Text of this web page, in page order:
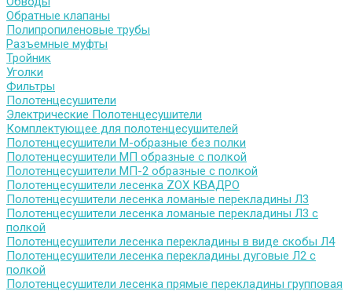
Обратные клапаны
Полипропиленовые трубы
Разъемные муфты
Тройник
Уголки
Фильтры
Полотенцесушители
Электрические Полотенцесушители
Комплектующее для полотенцесушителей
Полотенцесушители М-образные без полки
Полотенцесушители МП образные с полкой
Полотенцесушители МП-2 образные с полкой
Полотенцесушители лесенка ZOX КВАДРО
Полотенцесушители лесенка ломаные перекладины Л3
Полотенцесушители лесенка ломаные перекладины Л3 с
полкой
Полотенцесушители лесенка перекладины в виде скобы Л4
Полотенцесушители лесенка перекладины дуговые Л2 с
полкой
Полотенцесушители лесенка прямые перекладины групповая